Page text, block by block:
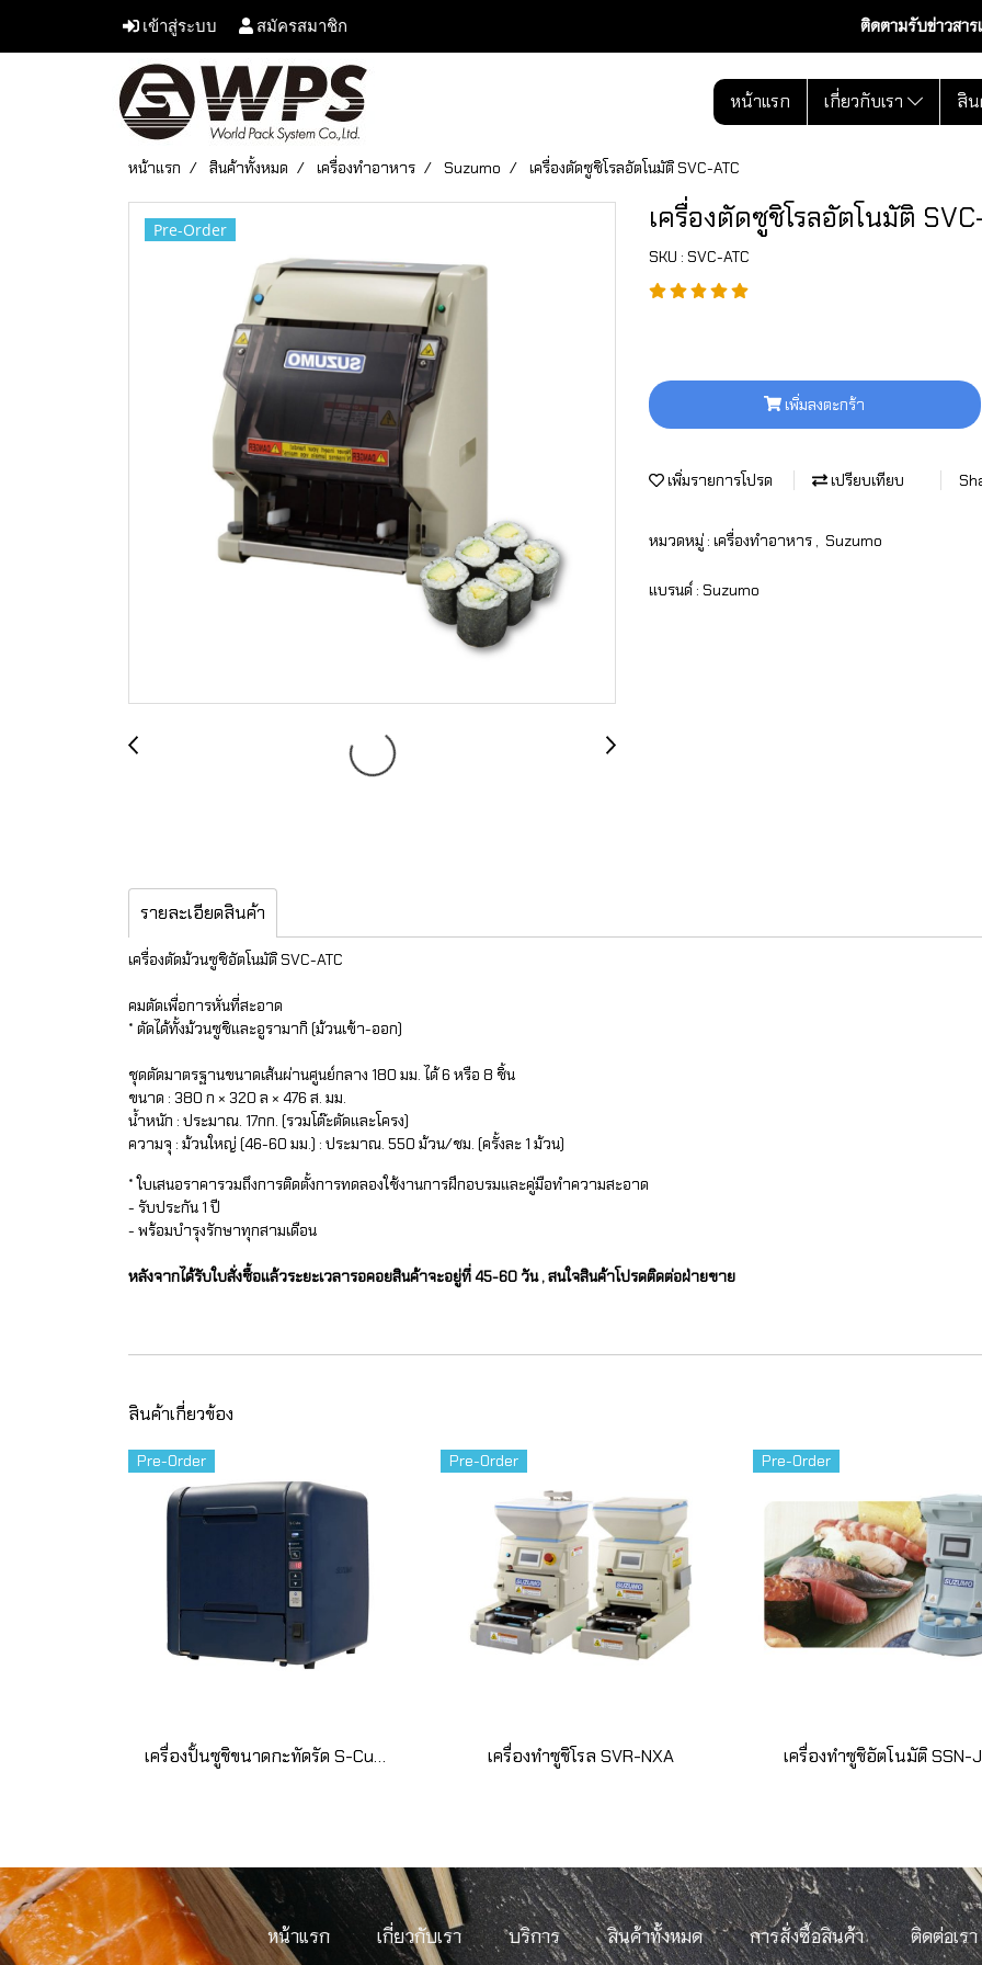
เข้าสู่ระบบ สมัครสมาชิก ติดตามรับข่าวสา
หน้าแรก เกี่ยวกับเรา สิ
หน้าแรก สินค้าทั้งหมด เครื่องทำอาหาร Suzumo เครื่องตัดซูชิโรลอัตโนมัติ SVC-ATC
Pre-Order เครื่องตัดซูชิโรลอัตโนมัติ
SKU : SVC-ATC
เพิ่มลงตะกร้า
เพิ่มรายการโปรด เปรียบเทียบ
หมวดหมู่ : เครื่องทำอาหาร Suzumo
แบรนด์ : Suzumo
รายละเอียดสินค้า
เครื่องตัดม้วนซูชิอัตโนมัติ SVC-ATC
คมตัดเพื่อการหั่นที่สะอาด
* ตัดได้ทั้งม้วนซูชิและอูรามากิ (ม้วนเข้า-ออก)
ชุดตัดมาตรฐานขนาดเส้นผ่านศูนย์กลาง 180 มม. ได้ 6 หรือ 8 ชิ้น
ขนาด : 380 ก × 320 ล × 476 ส. มม.
น้ำหนัก : ประมาณ. 17กก. (รวมโต๊ะตัดและโครง)
ความจุ : ม้วนใหญ่ (46-60 มม.) : ประมาณ. 550 ม้วน/ชม. (ครั้งละ 1 ม้วน)
* ใบเสนอราคารวมถึงการติดตั้งการทดลองใช้งานการฝึกอบรมและคู่มือทำความสะอาด
- รับประกัน 1 ปี
- พร้อมบำรุงรักษาทุกสามเดือน
หลังจากได้รับใบสั่งซื้อแล้วระยะเวลารอคอยสินค้าจะอยู่ที่ 45-60 วัน , สนใจสินค้าโปรดติดต่อฝ่ายขาย
สินค้าเกี่ยวข้อง
Pre-Order
เครื่องปั้นซูชิขนาดกะทัดรัด S-Cube
Pre-Order
เครื่องทำซูชิโรล SVR-NXA
Pre-Order
เครื่องทำซูชิอัตโนมัติ SSN-
หน้าแรก เกี่ยวกับเรา บริการ สินค้าทั้งหมด การสั่งซื้อสินค้า ติดต่อเรา